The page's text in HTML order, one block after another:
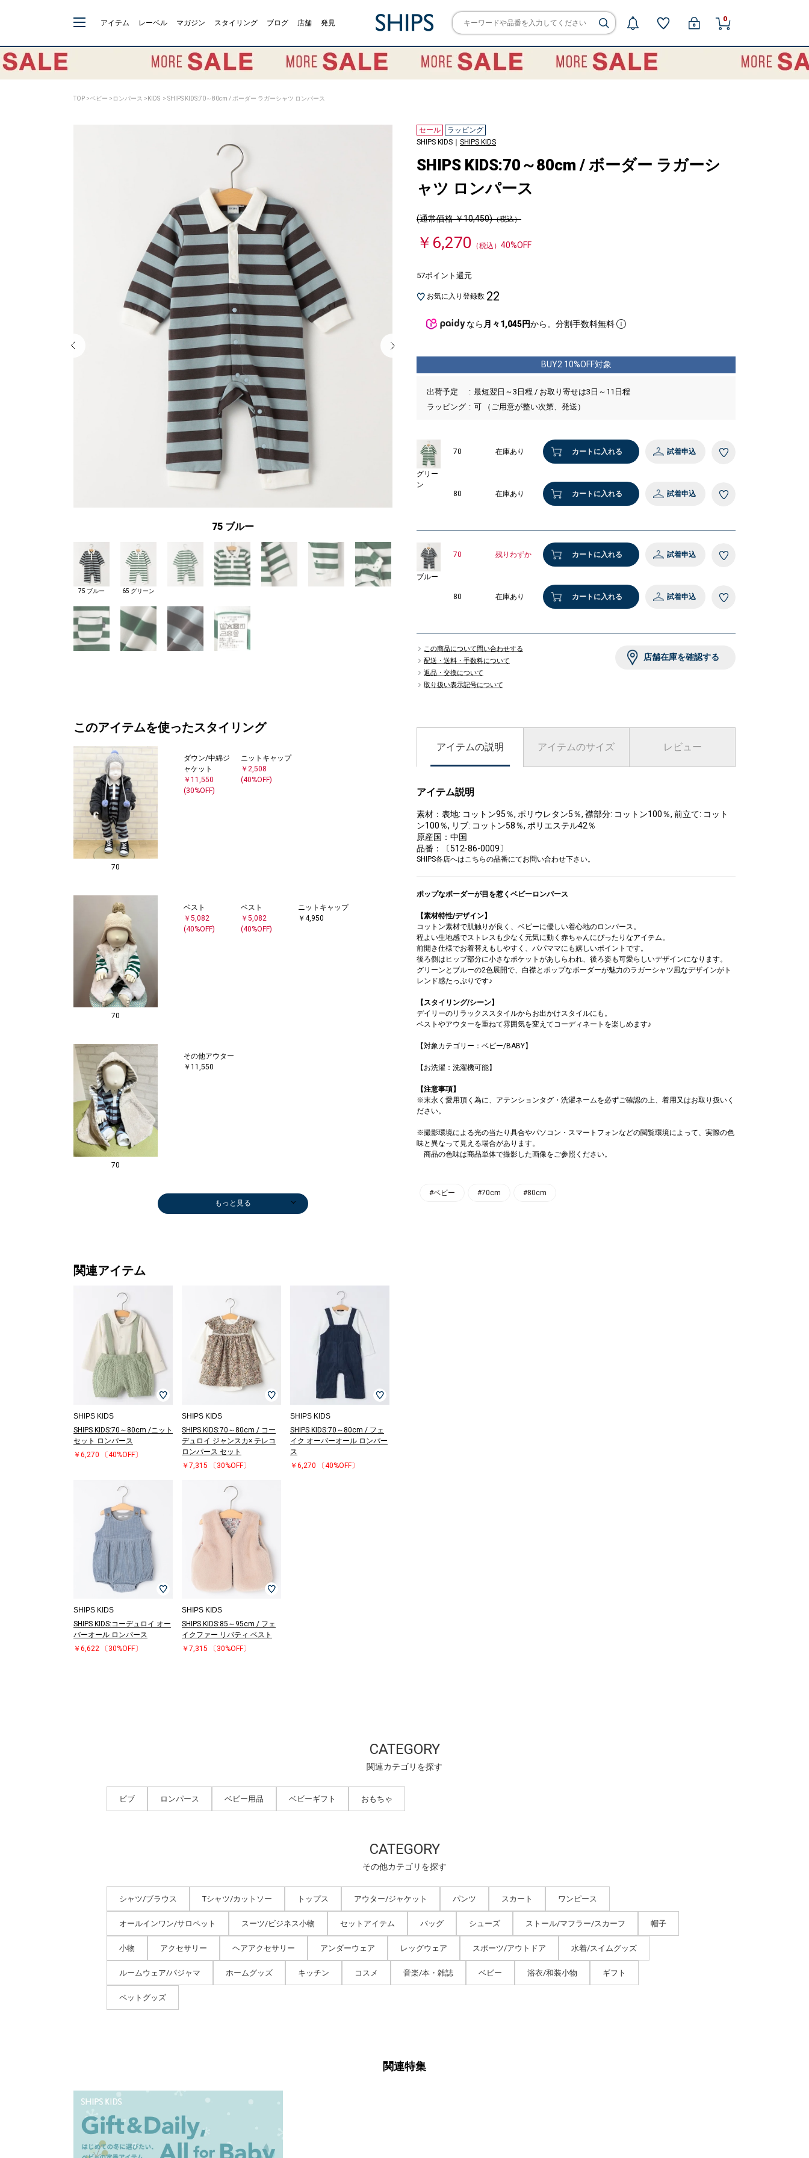
アイテム レーベル マガジン スタイリング ブログ 店舗 発見 0
TOP >ベビー > ロンパース > KIDS > SHIPS KIDS:70～80cm / ボーダー ラガーシャツ ロンパース
75 ブルー
75 ブルー 65 グリーン
このアイテムを使ったスタイリング
70
ダウン/中綿ジ
ャケット
￥11,550
(30%OFF)
ニットキャップ
￥2,508
(40%OFF)
70
ベスト
￥5,082
(40%OFF)
ベスト
￥5,082
(40%OFF)
ニットキャップ
￥4,950
70
その他アウター
￥11,550
ベビー用品
￥5,929
ニットキャップ
￥4,950
その他アウター
￥11,550
その他アウター
￥11,550
ルームウェア/
パジャマ
ルームウェア/
パジャマ
ニットキャップ
￥4,950
￥2,420
手袋
￥2,420
手袋
￥2,420
￥5,082
ベスト
￥5,082
ニットキャップ
￥4,950
ニットキャップ
￥4,950
ニットキャップ
￥4,950
ニットキャップ
￥2,772
ニットキャップ
￥2,772
もっと見る
関連アイテム
SHIPS KIDS
SHIPS KIDS:70～80cm /ニット
セット ロンパース
￥6,270
〔40%OFF〕
SHIPS KIDS
SHIPS KIDS:70～80cm / コー
デュロイ ジャンスカ× テレコ
ロンパース セット
￥7,315
〔30%OFF〕
SHIPS KIDS
SHIPS KIDS:70～80cm / フェ
イク オーバーオール ロンパー
ス
￥6,270
〔40%OFF〕
SHIPS KIDS
SHIPS KIDS:コーデュロイ オー
バーオール ロンパース
￥6,622
〔30%OFF〕
SHIPS KIDS
SHIPS KIDS:85～95cm / フェ
イクファー リバティ ベスト
￥7,315
〔30%OFF〕
セール
ラッピング
SHIPS KIDS｜ SHIPS KIDS
SHIPS KIDS:70～80cm / ボーダー ラガーシ
ャツ ロンパース
(通常価格 ￥10,450)（税込）
￥6,270 （税込） 40%OFF
57ポイント還元
お気に入り登録数 22
なら 月々1,045円から。分割手数料無料
BUY2 10%OFF対象
出荷予定
最短翌日～3日程 / お取り寄せは3日～11日程
ラッピング
可 （ご用意が整い次第、発送）
グリー
ン
70 在庫あり カートに入れる 試着申込
80 在庫あり カートに入れる 試着申込
ブルー
70 残りわずか カートに入れる 試着申込
80 在庫あり カートに入れる 試着申込
この商品について問い合わせする
配送・送料・手数料について
返品・交換について
取り扱い表示記号について
店舗在庫を確認する
アイテムの説明 アイテムのサイズ レビュー
アイテム説明
素材：表地: コットン95％, ポリウレタン5％, 襟部分: コットン100％, 前立て: コット
ン100％, リブ: コットン58％, ポリエステル42％
原産国：中国
品番：〔512-86-0009〕
SHIPS各店へはこちらの品番にてお問い合わせ下さい。
ポップなボーダーが目を惹くベビーロンパース
【素材特性/デザイン】
コットン素材で肌触りが良く、ベビーに優しい着心地のロンパース。
程よい生地感でストレスも少なく元気に動く赤ちゃんにぴったりなアイテム。
前開き仕様でお着替えもしやすく、パパママにも嬉しいポイントです。
後ろ側はヒップ部分に小さなポケットがあしらわれ、後ろ姿も可愛らしいデザインになります。
グリーンとブルーの2色展開で、白襟とポップなボーダーが魅力のラガーシャツ風なデザインがト
レンド感たっぷりです♪
【スタイリング/シーン】
デイリーのリラックススタイルからお出かけスタイルにも。
ベストやアウターを重ねて雰囲気を変えてコーディネートを楽しめます♪
【対象カテゴリー：ベビー/BABY】
【お洗濯：洗濯機可能】
【注意事項】
※末永く愛用頂く為に、アテンションタグ・洗濯ネームを必ずご確認の上、着用又はお取り扱いく
ださい。
※撮影環境による光の当たり具合やパソコン・スマートフォンなどの閲覧環境によって、実際の色
味と異なって見える場合があります。
商品の色味は商品単体で撮影した画像をご参照ください。
#ベビー #70cm #80cm
CATEGORY
関連カテゴリを探す
ビブ ロンパース ベビー用品 ベビーギフト おもちゃ
CATEGORY
その他カテゴリを探す
シャツ/ブラウス Tシャツ/カットソー トップス アウター/ジャケット パンツ スカート ワンピース
オールインワン/サロペット スーツ/ビジネス小物 セットアイテム バッグ シューズ ストール/マフラー/スカーフ 帽子
小物 アクセサリー ヘアアクセサリー アンダーウェア レッグウェア スポーツ/アウトドア 水着/スイムグッズ
ルームウェア/パジャマ ホームグッズ キッチン コスメ 音楽/本・雑誌 ベビー 浴衣/和装小物 ギフト
ペットグッズ
関連特集